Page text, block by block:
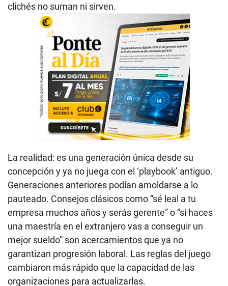
clichés no suman ni sirven.
La realidad: es una generación única desde su
concepción y ya no juega con el ‘playbook’ antiguo.
Generaciones anteriores podían amoldarse a lo
pauteado. Consejos clásicos como “sé leal a tu
empresa muchos años y serás gerente” o “si haces
una maestría en el extranjero vas a conseguir un
mejor sueldo” son acercamientos que ya no
garantizan progresión laboral. Las reglas del juego
cambiaron más rápido que la capacidad de las
organizaciones para actualizarlas.